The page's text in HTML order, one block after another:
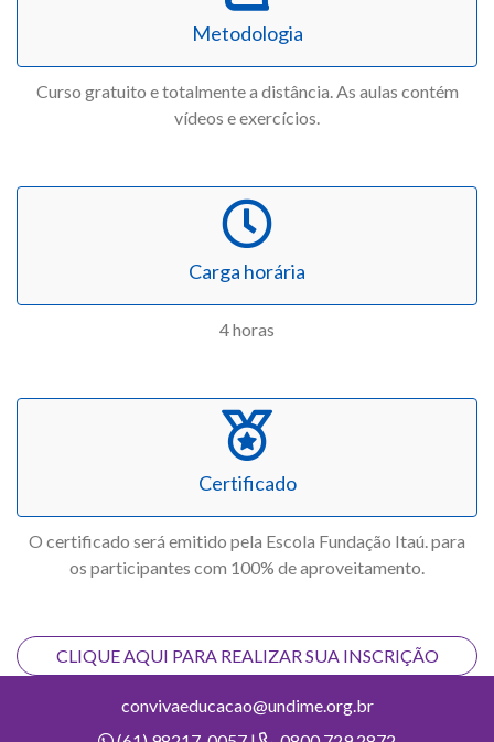
Metodologia
Curso gratuito e totalmente a distância. As aulas contém
vídeos e exercícios.
Carga horária
4 horas
Certificado
O certificado será emitido pela Escola Fundação Itaú. para
os participantes com 100% de aproveitamento.
CLIQUE AQUI PARA REALIZAR SUA INSCRIÇÃO
convivaeducacao@undime.org.br